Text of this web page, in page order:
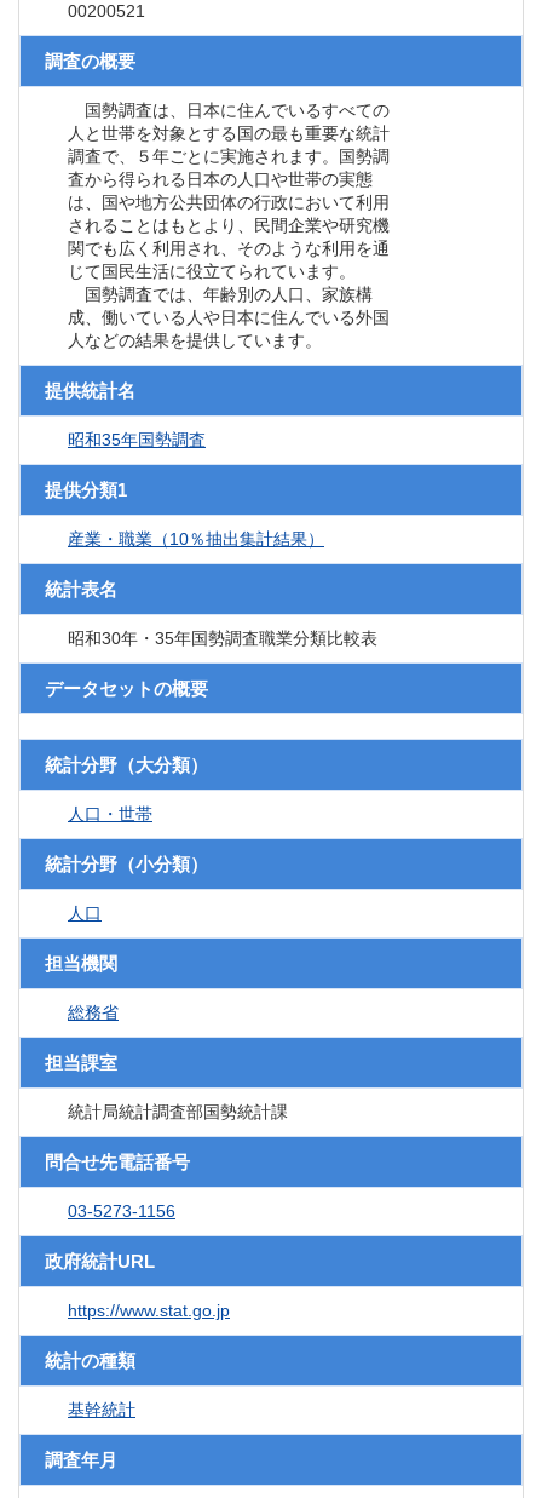
00200521
調査の概要
国勢調査は、日本に住んでいるすべての
人と世帯を対象とする国の最も重要な統計
調査で、５年ごとに実施されます。国勢調
査から得られる日本の人口や世帯の実態
は、国や地方公共団体の行政において利用
されることはもとより、民間企業や研究機
関でも広く利用され、そのような利用を通
じて国民生活に役立てられています。
国勢調査では、年齢別の人口、家族構
成、働いている人や日本に住んでいる外国
人などの結果を提供しています。
提供統計名
昭和35年国勢調査
提供分類1
産業・職業（10％抽出集計結果）
統計表名
昭和30年・35年国勢調査職業分類比較表
データセットの概要
統計分野（大分類）
人口・世帯
統計分野（小分類）
人口
担当機関
総務省
担当課室
統計局統計調査部国勢統計課
問合せ先電話番号
03-5273-1156
政府統計URL
https://www.stat.go.jp
統計の種類
基幹統計
調査年月